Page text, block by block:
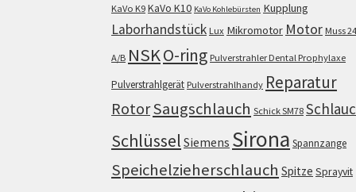
KaVo K9 KaVo K10 KaVo Kohlebürsten Kupplung
Laborhandstück Lux Mikromotor Motor Muss
A/B NSKO-ring Pulverstrahler Dental Prophylaxe
Pulverstrahlgerät Pulverstrahlhandy Reparatur
RotorSaugschlauch Schick SM78
Schlüssel Siemens Sirona Spannzange
Speichelzieherschlauch Spitze Sprayvit